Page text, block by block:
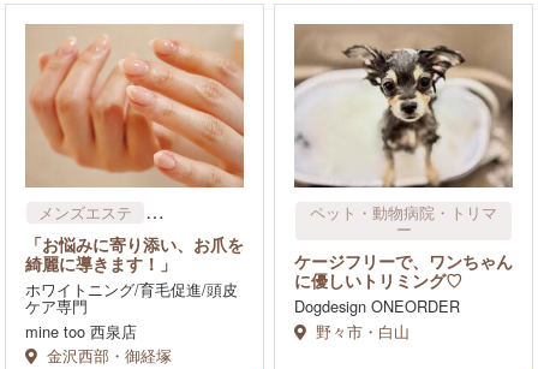
メンズエステ
エステサロン
フェイシャル
脱毛専門店
その他
「お悩みに寄り添い、お爪を
綺麗に導きます！」
ホワイトニング/育毛促進/頭皮
ケア専門
mine too 西泉店
金沢西部・御経塚
ペット・動物病院・トリマ
ー
ケージフリーで、ワンちゃん
に優しいトリミング♡
Dogdesign ONEORDER
野々市・白山